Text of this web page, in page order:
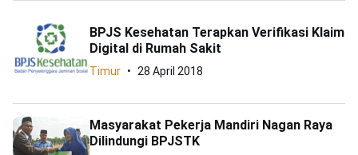
BPJS Kesehatan Terapkan Verifikasi Klaim
Digital di Rumah Sakit
Timur 28 April 2018
Masyarakat Pekerja Mandiri Nagan Raya
Dilindungi BPJSTK